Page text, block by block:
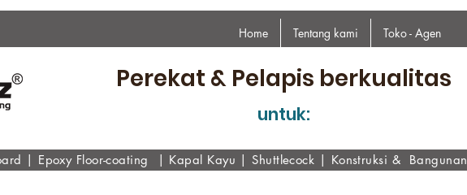
Home Tentang kami Toko - Agen
Perekat & Pelapis berkualitas
untuk:
| Epoxy Floor-coating | Kapal Kayu |Shuttlecock | Konstruksi & Bangunan